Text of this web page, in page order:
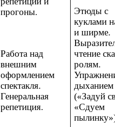
прогоны.
Работа над
внешним
оформлением
спектакля.
Генеральная
репетиция.
Этюды с
куклами
и ширме.
чтение
ролям.
дыханием
(«Задуй
«Сдуем